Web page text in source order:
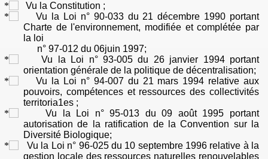
Vu la Constitution ;
Vu la Loi n° 90-033 du 21 décembre 1990 portant
Charte de l'environnement, modifiée et complétée par
la loi
n° 97-012 du 06juin 1997;
Vu la Loi n° 93-005 du 26 janvier 1994 portant
orientation générale de la politique de décentralisation;
Vu la Loi n° 94-007 du 21 mars 1994 relative aux
pouvoirs, compétences et ressources des collectivités
territoria1es ;
Vu la Loi n° 95-013 du 09 août 1995 portant
autorisation de la ratification de la Convention sur la
Diversité Biologique;
Vu la Loi n° 96-025 du 10 septembre 1996 relative à la
gestion locale des ressources naturelles renouvelables